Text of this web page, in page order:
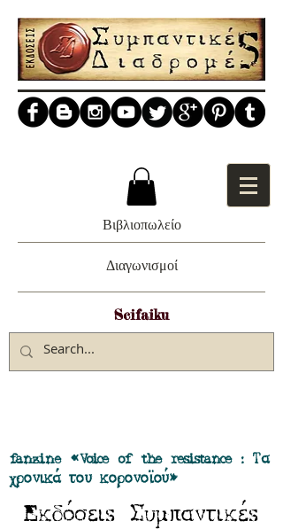
Βιβλιοπωλείο
Διαγωνισμοί
Scifaiku
fanzine «Voice of the resistance : Τα
χρονικά του κορονοϊού»
Eκδόσειs Συμπαντικέs